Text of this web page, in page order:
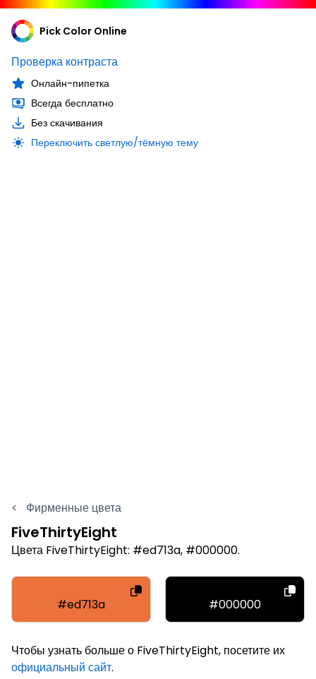
Pick Color Online
Проверка контраста
Онлайн-пипетка
Всегда бесплатно
Без скачивания
Переключить светлую/тёмную тему
< Фирменные цвета
FiveThirtyEight
Цвета FiveThirtyEight: #ed713a, #000000.
#ed713a #000000
Чтобы узнать больше о FiveThirtyEight, посетите их
официальный сайт.